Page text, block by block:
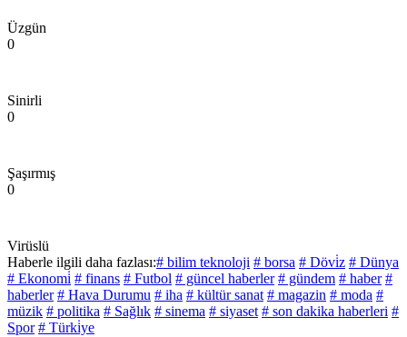
Üzgün
0
Sinirli
0
Şaşırmış
0
Virüslü
Haberle ilgili daha fazlası:# bilim teknoloji # borsa # Dövi̇z # Dünya
# Ekonomi̇ # finans # Futbol # güncel haberler # gündem # haber #
haberler # Hava Durumu # iha # kültür sanat # magazin # moda #
müzik # politika # Sağlık # sinema # siyaset # son dakika haberleri #
Spor # Türki̇ye